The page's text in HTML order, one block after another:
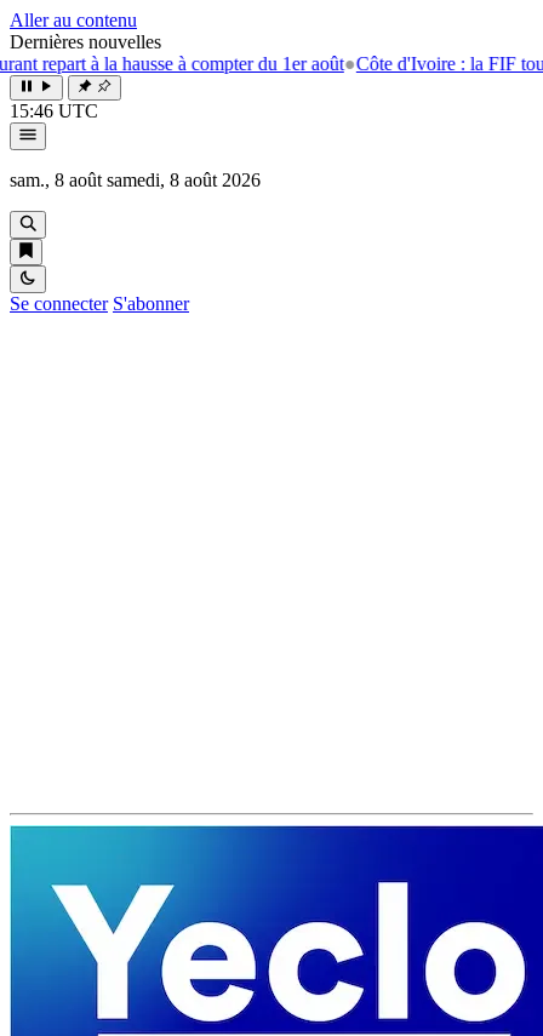
Aller au contenu
Dernières nouvelles
à compter du 1er août●Côte d'Ivoire : la FIF tourne la page
15:46 UTC
sam., 8 août samedi, 8 août 2026
Se connecter S'abonner